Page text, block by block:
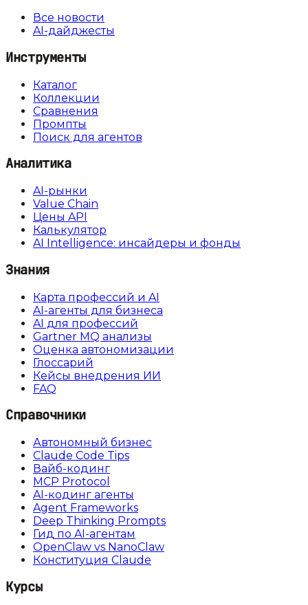
Все новости
AI-дайджесты
Инструменты
Каталог
Коллекции
Сравнения
Промпты
Поиск для агентов
Аналитика
AI-рынки
Value Chain
Цены API
Калькулятор
AI Intelligence: инсайдеры и фонды
Знания
Карта профессий и AI
AI-агенты для бизнеса
AI для профессий
Gartner MQ анализы
Оценка автономизации
Глоссарий
Кейсы внедрения ИИ
FAQ
Справочники
Автономный бизнес
Claude Code Tips
Вайб-кодинг
MCP Protocol
AI-кодинг агенты
Agent Frameworks
Deep Thinking Prompts
Гид по AI-агентам
OpenClaw vs NanoClaw
Конституция Claude
Курсы